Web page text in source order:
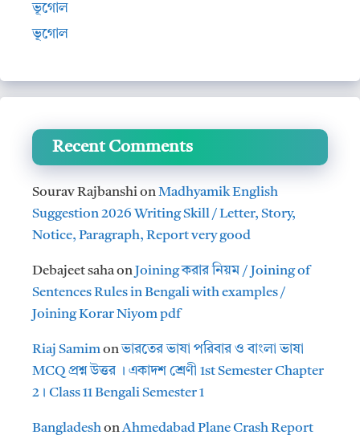
ভূগোল
ভূগোল
Recent Comments
Sourav RajbanshionMadhyamik English
Suggestion 2026 Writing Skill / Letter, Story,
Notice, Paragraph, Report very good
Debajeet sahaonJoining করার নিয়ম / Joining of
Sentences Rules in Bengali with examples /
Joining Korar Niyom pdf
Riaj Samimonভারতের ভাষা পরিবার ও বাংলা ভাষা
MCQ প্রশ্ন উত্তর । একাদশ শ্রেণী 1st Semester Chapter
2। Class 11 Bengali Semester 1
BangladeshonAhmedabad Plane Crash Report